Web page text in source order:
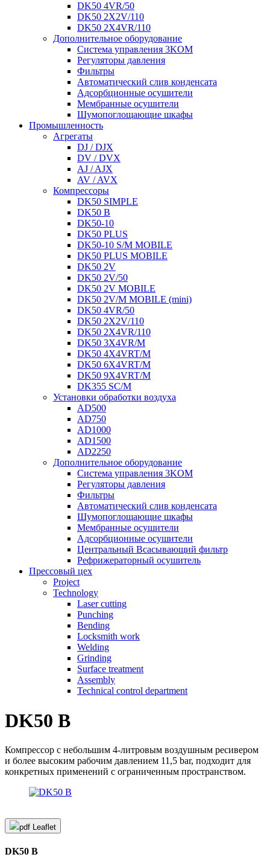
DK50 4VR/50
DK50 2X2V/110
DK50 2X4VR/110
Дополнительное оборудование
Система управления 3KOM
Регуляторы давления
Фильтры
Автоматический слив конденсата
Адсорбционные осушители
Мембранные осушители
Шумопоглощающие шкафы
Промышленность
Агрегаты
DJ / DJX
DV / DVX
AJ / AJX
AV / AVX
Компрессоры
DK50 SIMPLE
DK50 B
DK50-10
DK50 PLUS
DK50-10 S/M MOBILE
DK50 PLUS MOBILE
DK50 2V
DK50 2V/50
DK50 2V MOBILE
DK50 2V/M MOBILE (mini)
DK50 4VR/50
DK50 2X2V/110
DK50 2X4VR/110
DK50 3X4VR/M
DK50 4X4VRT/M
DK50 6X4VRT/M
DK50 9X4VRT/M
DK355 SC/M
Установки обработки воздуха
AD500
AD750
AD1000
AD1500
AD2250
Дополнительное оборудование
Система управления 3KOM
Регуляторы давления
Фильтры
Автоматический слив конденсата
Шумопоглощающие шкафы
Мембранные осушители
Адсорбционные осушители
Центральный Всасывающий фильтр
Рефрижераторный осушитель
Прессовый цех
Project
Technology
Laser cutting
Punching
Bending
Locksmith work
Welding
Grinding
Surface treatment
Assembly
Technical control department
DK50 B
Компрессор с небольшим 4-литровым воздушным ресивером
и более высоким рабочим давлением 11,5 bar, подходит для
конкретных применений с ограниченным пространством.
pdf Leaflet
DK50 B